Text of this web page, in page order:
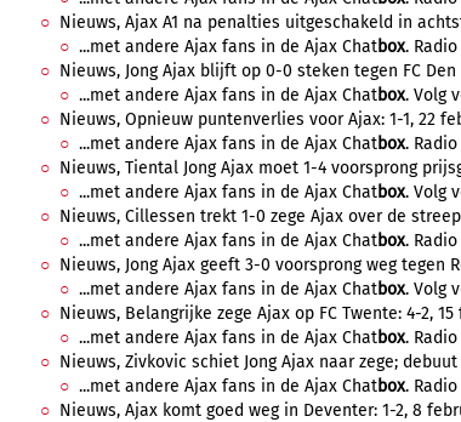
Nieuws, Ajax A1 na penalties uitgeschakeld in
...met andere Ajax fans in de Ajax Chatbox.
Nieuws, Jong Ajax blijft op 0-0 steken tegen FC Den
...met andere Ajax fans in de Ajax Chatbox. Volg
Nieuws, Opnieuw puntenverlies voor Ajax: 1-1, 22
...met andere Ajax fans in de Ajax Chatbox.
Nieuws, Tiental Jong Ajax moet 1-4 voorsprong
...met andere Ajax fans in de Ajax Chatbox. Volg
Nieuws, Cillessen trekt 1-0 zege Ajax over de
...met andere Ajax fans in de Ajax Chatbox.
Nieuws, Jong Ajax geeft 3-0 voorsprong weg tegen
...met andere Ajax fans in de Ajax Chatbox. Volg
Nieuws, Belangrijke zege Ajax op FC Twente: 4-2, 15
...met andere Ajax fans in de Ajax Chatbox.
Nieuws, Zivkovic schiet Jong Ajax naar zege;
...met andere Ajax fans in de Ajax Chatbox.
Nieuws, Ajax komt goed weg in Deventer: 1-2, 8